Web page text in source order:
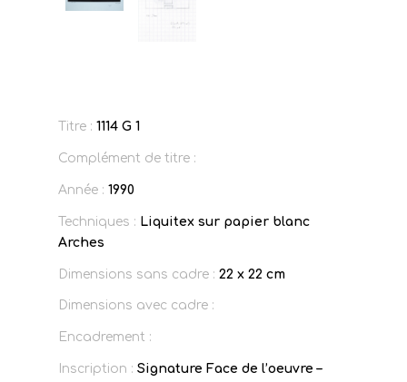
Titre : 1114 G 1
Complément de titre :
Année : 1990
Techniques : Liquitex sur papier blanc
Arches
Dimensions sans cadre : 22 x 22 cm
Dimensions avec cadre :
Encadrement :
Inscription : Signature Face de l’oeuvre –